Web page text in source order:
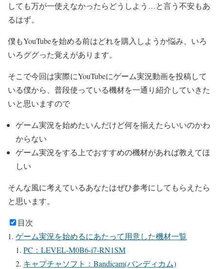
しても万が一使えなかったらどうしよう…と言う不安もあ
るはず。
僕もYouTubeを始める前はどれを購入しようか悩み、いろ
いろググった覚えがあります。
そこで今回は実際にYouTubeにゲーム実況動画を投稿して
いる僕から、普段使っている機材を一通り紹介していきた
いと思いますので
ゲーム実況を始めたいんだけど何を揃えたらいいのかわ
からない
ゲーム実況をする上でおすすめの機材があれば教えてほ
しい
そんな風に考えているあなたはぜひ参考にしてもらえたら
と思います。
目次
ゲーム実況を始めるにあたって用意した機材一覧
PC：LEVEL-M0B6-i7-RN1SM
キャプチャソフト：Bandicam(バンディカム)